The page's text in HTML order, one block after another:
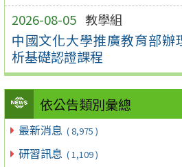
2026-08-05 教學組
中國文化大學推廣教育部辦
析基礎認證課程
依公告類別彙總
最新消息 ( 8,975 )
研習訊息 ( 1,109 )